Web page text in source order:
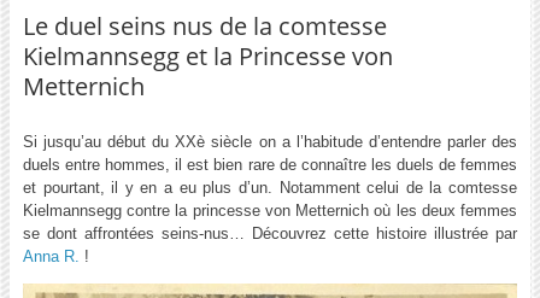
Le duel seins nus de la comtesse
Kielmannsegg et la Princesse von
Metternich
Si jusqu’au début du XXè siècle on a l’habitude d’entendre parler des
duels entre hommes, il est bien rare de connaître les duels de femmes
et pourtant, il y en a eu plus d’un. Notamment celui de la comtesse
Kielmannsegg contre la princesse von Metternich où les deux femmes
se dont affrontées seins-nus… Découvrez cette histoire illustrée par
Anna R. !